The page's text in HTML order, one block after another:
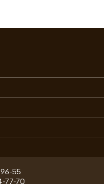
55
77-70